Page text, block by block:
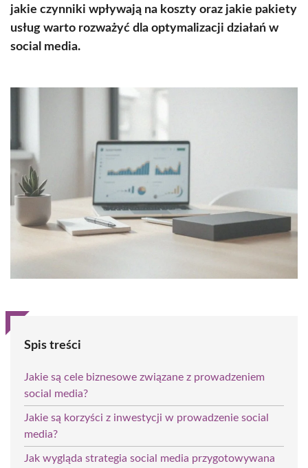
jakie czynniki wpływają na koszty oraz jakie pakiety
usług warto rozważyć dla optymalizacji działań w
social media.
Spis treści
Jakie są cele biznesowe związane z prowadzeniem
social media?
Jakie są korzyści z inwestycji w prowadzenie social
media?
Jak wygląda strategia social media przygotowywana